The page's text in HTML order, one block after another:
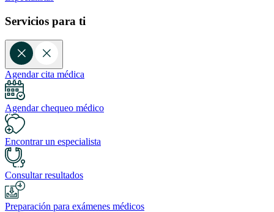
Servicios para ti
Agendar cita médica
Agendar chequeo médico
Encontrar un especialista
Consultar resultados
Preparación para exámenes médicos